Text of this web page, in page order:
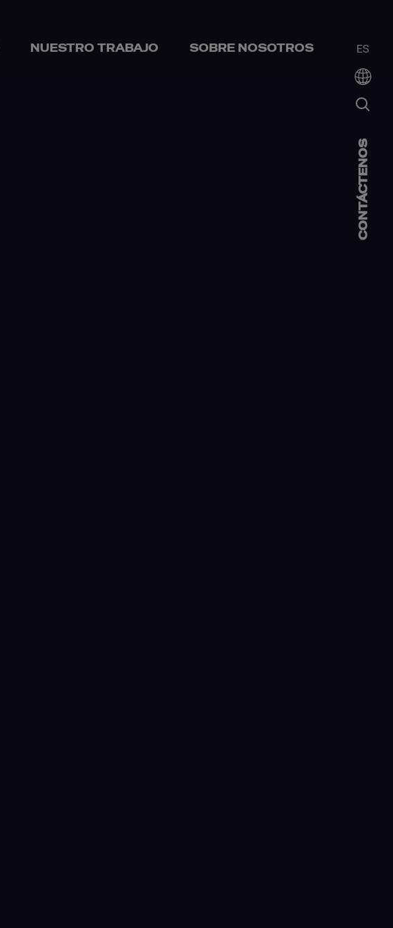
NUESTRO TRABAJO SOBRE NOSOTROS ES
CONTÁCTENOS